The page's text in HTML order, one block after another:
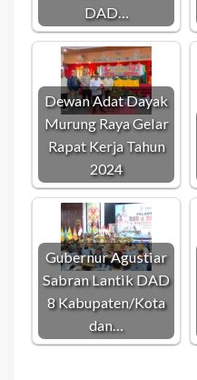
DAD…
Dewan Adat Dayak
Murung Raya Gelar
Rapat Kerja Tahun
2024
Gubernur Agustiar
Sabran Lantik DAD
8 Kabupaten/Kota
dan…